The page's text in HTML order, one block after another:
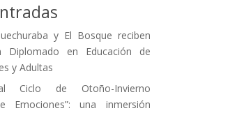
y El Bosque reciben
Diplomado en Educación de
y Adultas
Ciclo de Otoño-Invierno
Emociones”: una inmersión